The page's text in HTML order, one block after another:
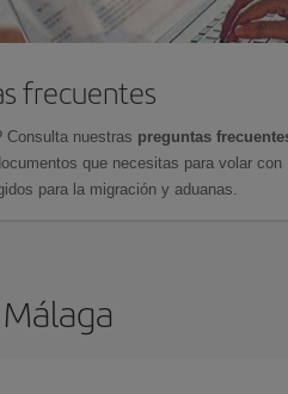
frecuentes
Consulta nuestras preguntas
que necesitas para volar
para la migración y aduanas.